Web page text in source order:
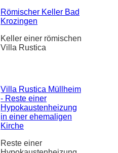
Römischer Keller Bad
Krozingen
Keller einer römischen
Villa Rustica
Villa Rustica Müllheim
- Reste einer
Hypokaustenheizung
in einer ehemaligen
Kirche
Reste einer